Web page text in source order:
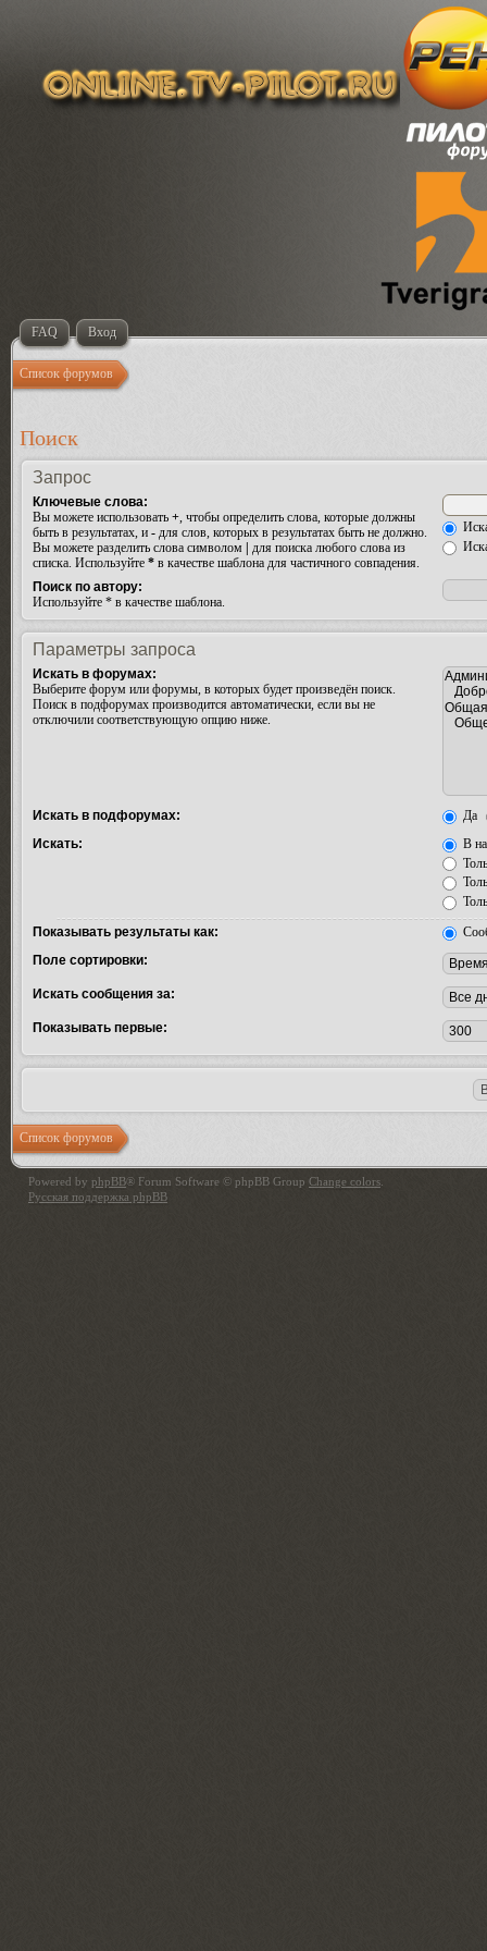
FAQ Вход
Список форумов
Поиск
Запрос
Ключевые слова:
Вы можете использовать +, чтобы определить слова, которые должны
быть в результатах, и - для слов, которых в результатах быть не должно.
Вы можете разделить слова символом
для поиска любого слова из
списка. Используйте * в качестве шаблона для частичного совпадения.
Поиск по автору:
Используйте * в качестве шаблона.
Параметры запроса
Искать в форумах:
Выберите форум или форумы, в которых будет произведён поиск.
Поиск в подфорумах производится автоматически, если вы не
отключили соответствующую опцию ниже.
Искать в подфорумах:
Да
Искать:
В
Показывать результаты как:
Поле сортировки:
Искать сообщения за:
Показывать первые:
Список форумов
Powered by phpBB® Forum Software © phpBB Group Change colors
Русская поддержка phpBB